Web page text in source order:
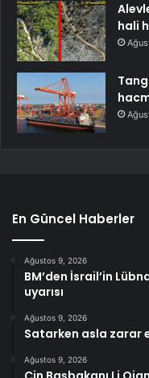
hali
En Güncel Haberler
Ağustos 9, 2026
BM’den İsrail’in
uyarısı
Ağustos 9, 2026
Satarken asla zarar
Ağustos 9, 2026